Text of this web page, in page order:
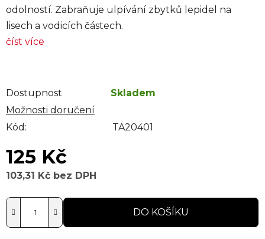
odolností. Zabraňuje ulpívání zbytků lepidel na
lisech a vodicích částech.
číst více
Dostupnost
Skladem
Možnosti doručení
Kód:
TA20401
125 Kč
103,31 Kč bez DPH
DO KOŠÍKU